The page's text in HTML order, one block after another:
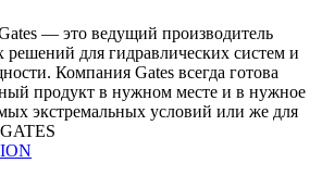
— это ведущий производитель
решений для гидравлических систем и
Компания Gates всегда готова
продукт в нужном месте и в нужное
экстремальных условий или же для